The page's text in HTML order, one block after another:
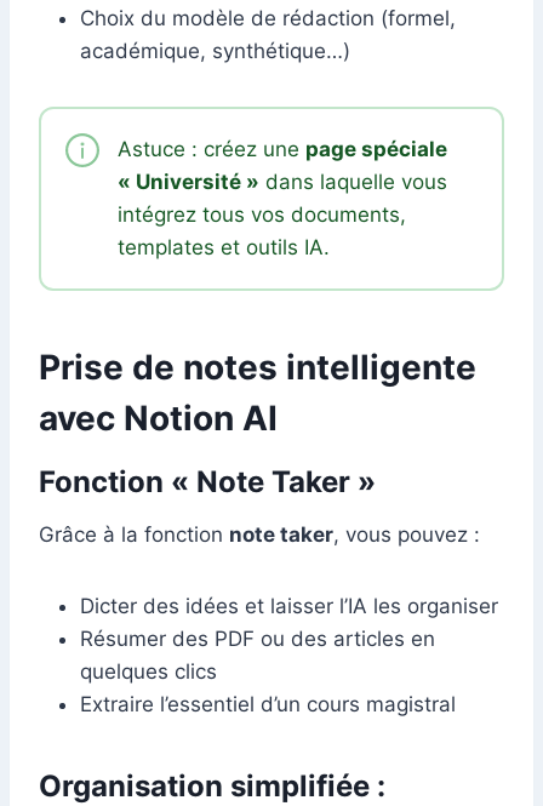
Choix du modèle de rédaction (formel,
académique, synthétique…)
Astuce : créez une page spéciale
« Université » dans laquelle vous
intégrez tous vos documents,
templates et outils IA.
Prise de notes intelligente
avec Notion AI
Fonction « Note Taker »
Grâce à la fonction note taker, vous pouvez :
Dicter des idées et laisser l’IA les organiser
Résumer des PDF ou des articles en
quelques clics
Extraire l’essentiel d’un cours magistral
Organisation simplifiée :